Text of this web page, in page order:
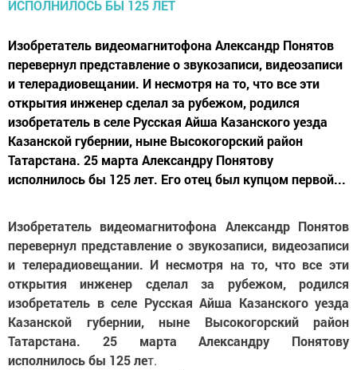
Изобретатель видеомагнитофона Александр Понятов
перевернул представление о звукозаписи, видеозаписи
и телерадиовещании. И несмотря на то, что все эти
открытия инженер сделал за рубежом, родился
изобретатель в селе Русская Айша Казанского уезда
Казанской губернии, ныне Высокогорский район
Татарстана. 25 марта Александру Понятову
исполнилось бы 125 лет. Его отец был купцом первой...
Изобретатель видеомагнитофона Александр Понятов
перевернул представление о звукозаписи, видеозаписи
и телерадиовещании. И несмотря на то, что все эти
открытия инженер сделал за рубежом, родился
изобретатель в селе Русская Айша Казанского уезда
Казанской губернии, ныне Высокогорский район
Татарстана. 25 марта Александру Понятову
исполнилось бы 125 лет.